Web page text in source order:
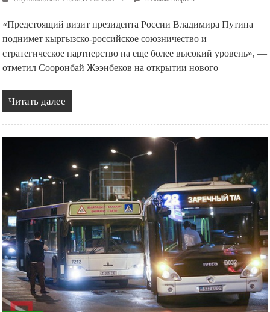
«Предстоящий визит президента России Владимира Путина
поднимет кыргызско-российское союзничество и
стратегическое партнерство на еще более высокий уровень», —
отметил Сооронбай Жээнбеков на открытии нового
Читать далее